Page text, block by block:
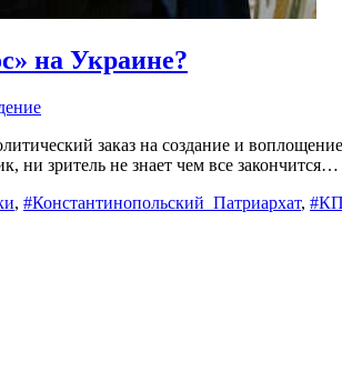
на Украине?
заказ на создание и
ни зритель не знает чем все
, #Константинопольский_Патриархат,